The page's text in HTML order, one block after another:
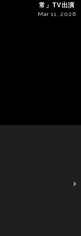
常」TV出演
Mar 11, 2026